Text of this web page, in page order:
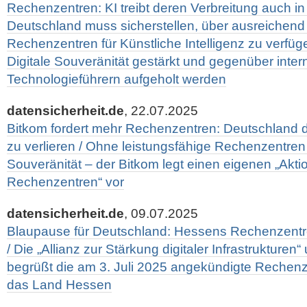
Rechenzentren: KI treibt deren Verbreitung auch
Deutschland muss sicherstellen, über
Rechenzentren für Künstliche Intelligenz zu
Digitale Souveränität gestärkt und gegenüber
Technologieführern aufgeholt werden
datensicherheit.de, 22.07.2025
Bitkom fordert mehr Rechenzentren: Deutschland
zu verlieren / Ohne leistungsfähige
Souveränität – der Bitkom legt einen eigenen
Rechenzentren“ vor
datensicherheit.de, 09.07.2025
Blaupause für Deutschland: Hessens
/ Die „Allianz zur Stärkung digitaler
begrüßt die am 3. Juli 2025 angekündigte
das Land Hessen